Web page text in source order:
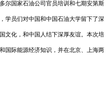
尔国家石油公司官员培训和七期安第斯
学员们对中国和中国石油大学留下了深
文化，和中国人结下深厚友谊。本次培
国际能源经济知识，并在北京、上海两